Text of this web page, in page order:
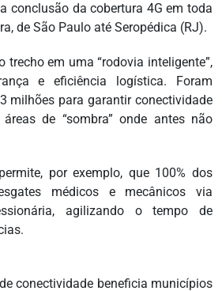
conclusão da cobertura 4G em toda
de São Paulo até Seropédica (RJ).
trecho em uma “rodovia inteligente”,
e eficiência logística. Foram
milhões para garantir conectividade
de “sombra” onde antes não
por exemplo, que 100% dos
médicos e mecânicos via
agilizando o tempo de
conectividade beneficia municípios